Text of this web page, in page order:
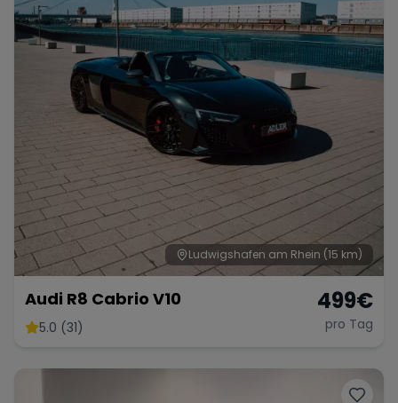
Ludwigshafen am Rhein (15 km)
Audi R8 Cabrio V10
5.0 (31)
499€
pro Tag